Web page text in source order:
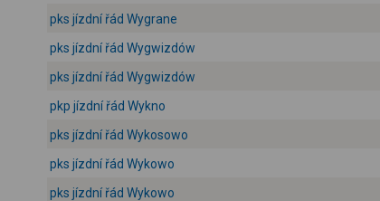
pks jízdní řád Wygrane
pks jízdní řád Wygwizdów
pks jízdní řád Wygwizdów
pkp jízdní řád Wykno
pks jízdní řád Wykosowo
pks jízdní řád Wykowo
pks jízdní řád Wykowo